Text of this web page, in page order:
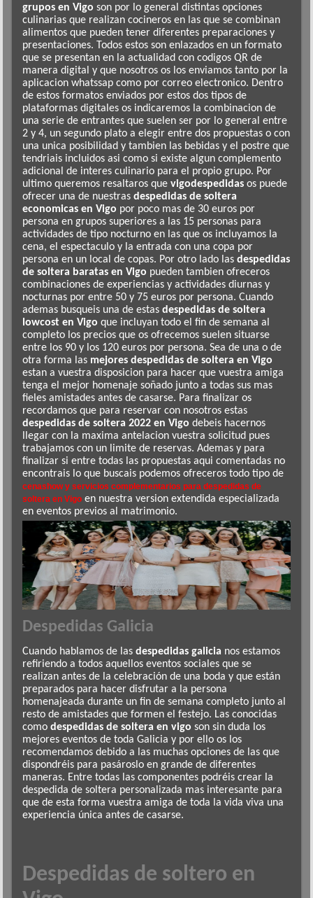
grupos en Vigo son por lo general distintas opciones
culinarias que realizan cocineros en las que se combinan
alimentos que pueden tener diferentes preparaciones y
presentaciones. Todos estos son enlazados en un formato
que se presentan en la actualidad con codigos QR de
manera digital y que nosotros os los enviamos tanto por la
aplicacion whatssap como por correo electronico. Dentro
de estos formatos enviados por estos dos tipos de
plataformas digitales os indicaremos la combinacion de
una serie de entrantes que suelen ser por lo general entre
2 y 4, un segundo plato a elegir entre dos propuestas o con
una unica posibilidad y tambien las bebidas y el postre que
tendriais incluidos asi como si existe algun complemento
adicional de interes culinario para el propio grupo. Por
ultimo queremos resaltaros quevigodespedidas os puede
ofrecer una de nuestrasdespedidas de soltera
economicas en Vigo por poco mas de 30 euros por
persona en grupos superiores a las 15 personas para
actividades de tipo nocturno en las que os incluyamos la
cena, el espectaculo y la entrada con una copa por
persona en un local de copas. Por otro lado lasdespedidas
de soltera baratas en Vigo pueden tambien ofreceros
combinaciones de experiencias y actividades diurnas y
nocturnas por entre 50 y 75 euros por persona. Cuando
ademas busqueis una de estasdespedidas de soltera
lowcost en Vigo que incluyan todo el fin de semana al
completo los precios que os ofrecemos suelen situarse
entre los 90 y los 120 euros por persona. Sea de una o de
otra forma las mejores despedidas de soltera en Vigo
estan a vuestra disposicion para hacer que vuestra amiga
tenga el mejor homenaje soñado junto a todas sus mas
fieles amistades antes de casarse. Para finalizar os
recordamos que para reservar con nosotros estas
despedidas de soltera 2022 en Vigo debeis hacernos
llegar con la maxima antelacion vuestra solicitud pues
trabajamos con un limite de reservas. Ademas y para
finalizar si entre todas las propuestas aqui comentadas no
encontrais lo que buscais podemos ofreceros todo tipo de
cenashow y servicios complementarios para despedidas de
soltera en Vigo en nuestra version extendida especializada
en eventos previos al matrimonio.
Despedidas Galicia
Cuando hablamos de lasdespedidas galicia nos estamos
refiriendo a todos aquellos eventos sociales que se
realizan antes de la celebración de una boda y que están
preparados para hacer disfrutar a la persona
homenajeada durante un fin de semana completo junto al
resto de amistades que formen el festejo. Las conocidas
comodespedidas de soltera en vigo son sin duda los
mejores eventos de toda Galicia y por ello os los
recomendamos debido a las muchas opciones de las que
dispondréis para pasároslo en grande de diferentes
maneras. Entre todas las componentes podréis crear la
despedida de soltera personalizada mas interesante para
que de esta forma vuestra amiga de toda la vida viva una
experiencia única antes de casarse.
Despedidas de soltero en